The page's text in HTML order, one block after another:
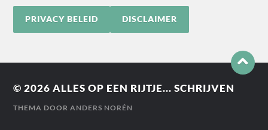
PRIVACY BELEID DISCLAIMER
© 2026ALLES OP EEN RIJTJE... SCHRIJVEN
THEMA DOORANDERS NORÉN